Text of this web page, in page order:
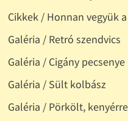
Cikkek / Honnan vegyük
Galéria / Retró szendvics
Galéria / Cigány pecsenye
Galéria / Sült kolbász
Galéria / Pörkölt,